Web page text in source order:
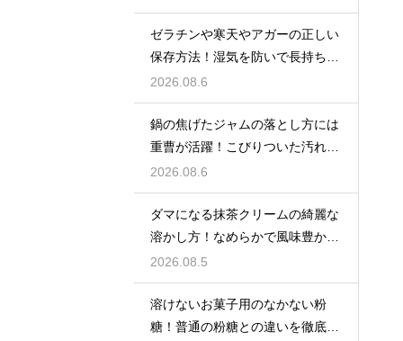
ゼラチンや寒天やアガーの正しい
保存方法！湿気を防いで長持ちさ
せるコツ
2026.08.6
鍋の焦げたジャムの落とし方には
重曹が活躍！こびりついた汚れを
綺麗に落としてピカピカにする技
2026.08.6
ダマになる抹茶クリームの綺麗な
溶かし方！なめらかで風味豊かな
クリームを作る
2026.08.5
溶けないお菓子用のなかない粉
糖！普通の粉糖との違いを徹底解